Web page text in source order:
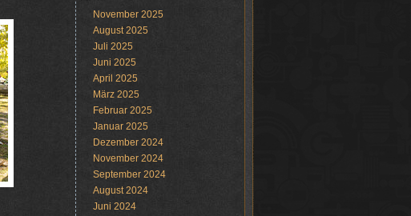
November 2025
August 2025
Juli 2025
Juni 2025
April 2025
März 2025
Februar 2025
Januar 2025
Dezember 2024
November 2024
September 2024
August 2024
Juni 2024